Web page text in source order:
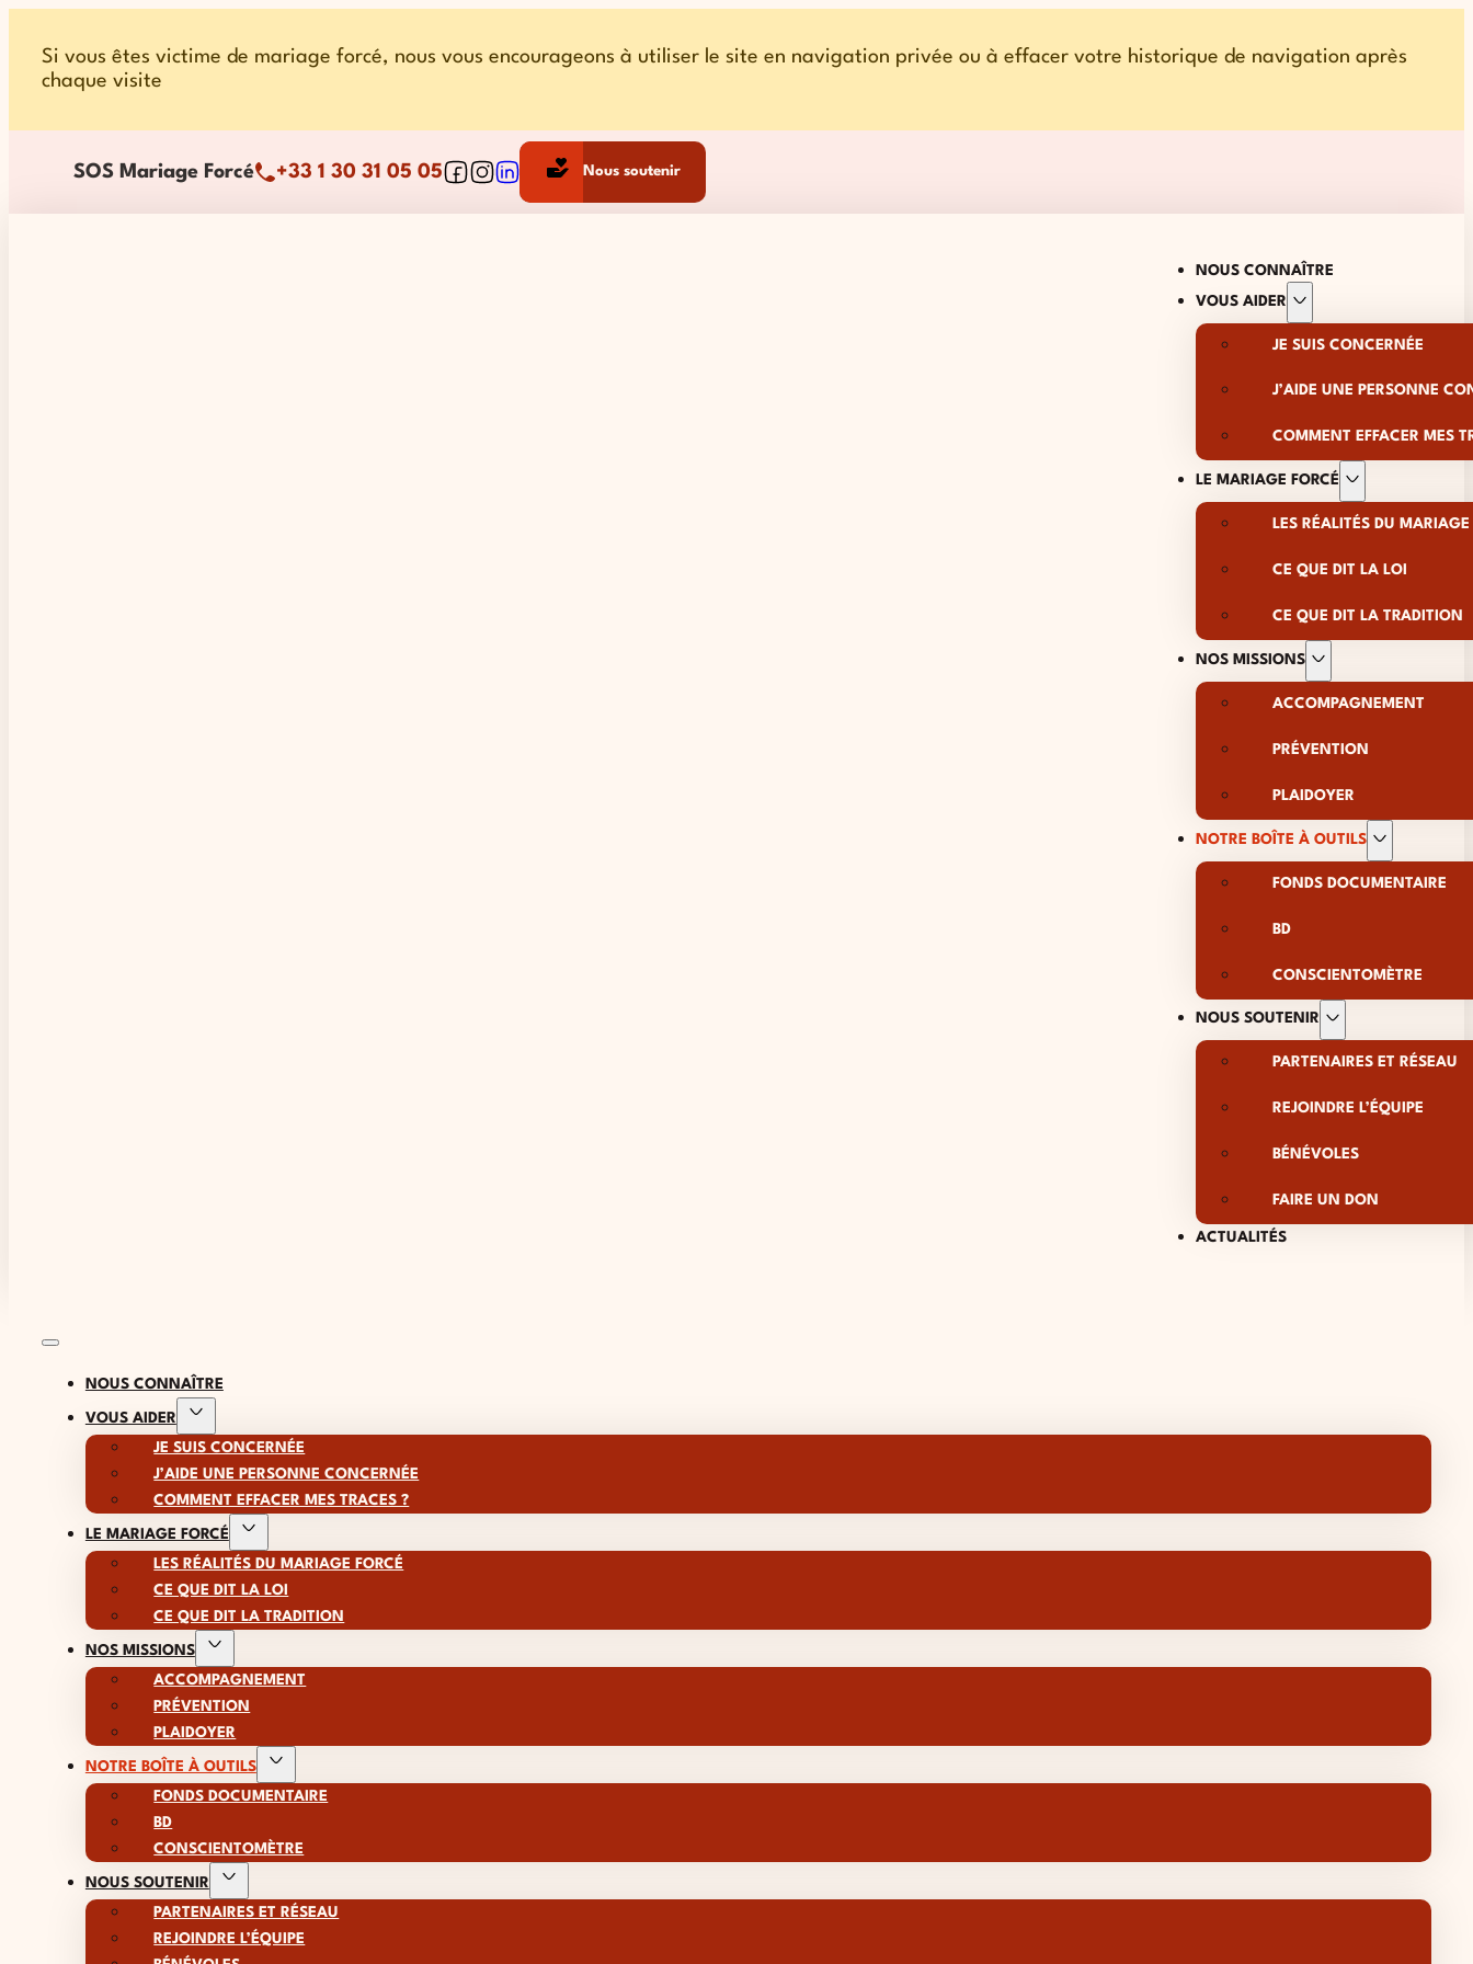
Si vous êtes victime de mariage forcé, nous vous encourageons à utiliser le site en navigation privée ou à effacer votre historique de navigation après
chaque visite
SOS Mariage Forcé +33 1 30 31 05 05Follow us on Facebook
Follow us on Instagram
Follow us on Linkedin
Nous soutenir
NOUS CONNAÎTRE
VOUS AIDER
JE SUIS CONCERNÉE
J’AIDE UNE PERSONNE
COMMENT EFFACER MES
LE MARIAGE FORCÉ
LES RÉALITÉS DU MARIAGE
CE QUE DIT LA LOI
CE QUE DIT LA TRADITION
NOS MISSIONS
ACCOMPAGNEMENT
PRÉVENTION
PLAIDOYER
NOTRE BOÎTE À OUTILS
FONDS DOCUMENTAIRE
BD
CONSCIENTOMÈTRE
NOUS SOUTENIR
PARTENAIRES ET RÉSEAU
REJOINDRE L’ÉQUIPE
BÉNÉVOLES
FAIRE UN DON
ACTUALITÉS
NOUS CONNAÎTRE
VOUS AIDER
JE SUIS CONCERNÉE
J’AIDE UNE PERSONNE CONCERNÉE
COMMENT EFFACER MES TRACES ?
LE MARIAGE FORCÉ
LES RÉALITÉS DU MARIAGE FORCÉ
CE QUE DIT LA LOI
CE QUE DIT LA TRADITION
NOS MISSIONS
ACCOMPAGNEMENT
PRÉVENTION
PLAIDOYER
NOTRE BOÎTE À OUTILS
FONDS DOCUMENTAIRE
BD
CONSCIENTOMÈTRE
NOUS SOUTENIR
PARTENAIRES ET RÉSEAU
REJOINDRE L’ÉQUIPE